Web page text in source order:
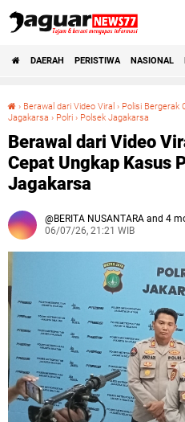
DAERAH PERISTIWA NASIONAL
› Berawal dari Video Viral › Polisi Bergerak
Jagakarsa › Polri › Polsek Jagakarsa
Berawal dari Video
Cepat Ungkap Kasus
Jagakarsa
BERITA NUSANTARA and 4
06/07/26, 21:21 WIB